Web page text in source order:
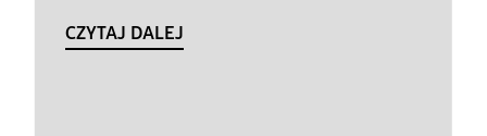
CZYTAJ DALEJ